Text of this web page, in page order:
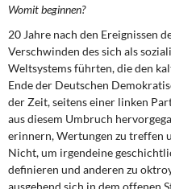
DIE LINKE
Weitere Themen
Memo-Gruppe
Institut Solidarische
Rosa-Luxemburg-
Womit beginnen?
20 Jahre nach den Ereignissen
Verschwinden des sich als
Weltsystems führten, die den
Ende der Deutschen
der Zeit, seitens einer linken
aus diesem Umbruch
erinnern, Wertungen zu treffen
Nicht, um irgendeine
definieren und anderen zu
ausgehend sich in dem offenen